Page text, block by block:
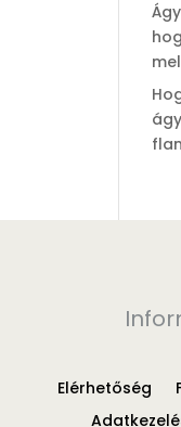
Elérhetőség